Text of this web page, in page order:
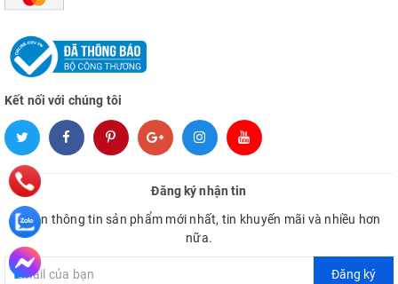
Kết nối với chúng tôi
Đăng ký nhận tin
Nhận thông tin sản phẩm mới nhất, tin khuyến mãi và nhiều hơn
nữa.
Đăng ký